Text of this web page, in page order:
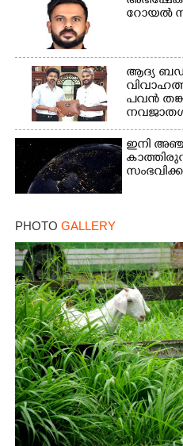
റോയൽ സ്
ആദ്യ
പവൻ
ഇനി
PHOTO GALLERY